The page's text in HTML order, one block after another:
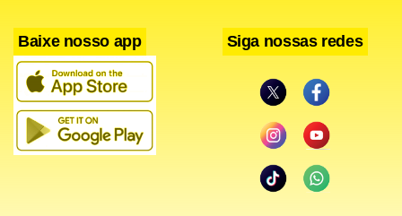
querer sair um pouco dessa rotina para a qual ela foi
criada, afinal somos geradoras de vida, temos a missão de
gerar filhos, algo dado somente a nós. Os filhos se
amamentam em nós, do nosso corpo. Mas a mulher
também precisa sair do casulo e abraçar as causas sociais.
Baixe nosso app Siga nossas redes